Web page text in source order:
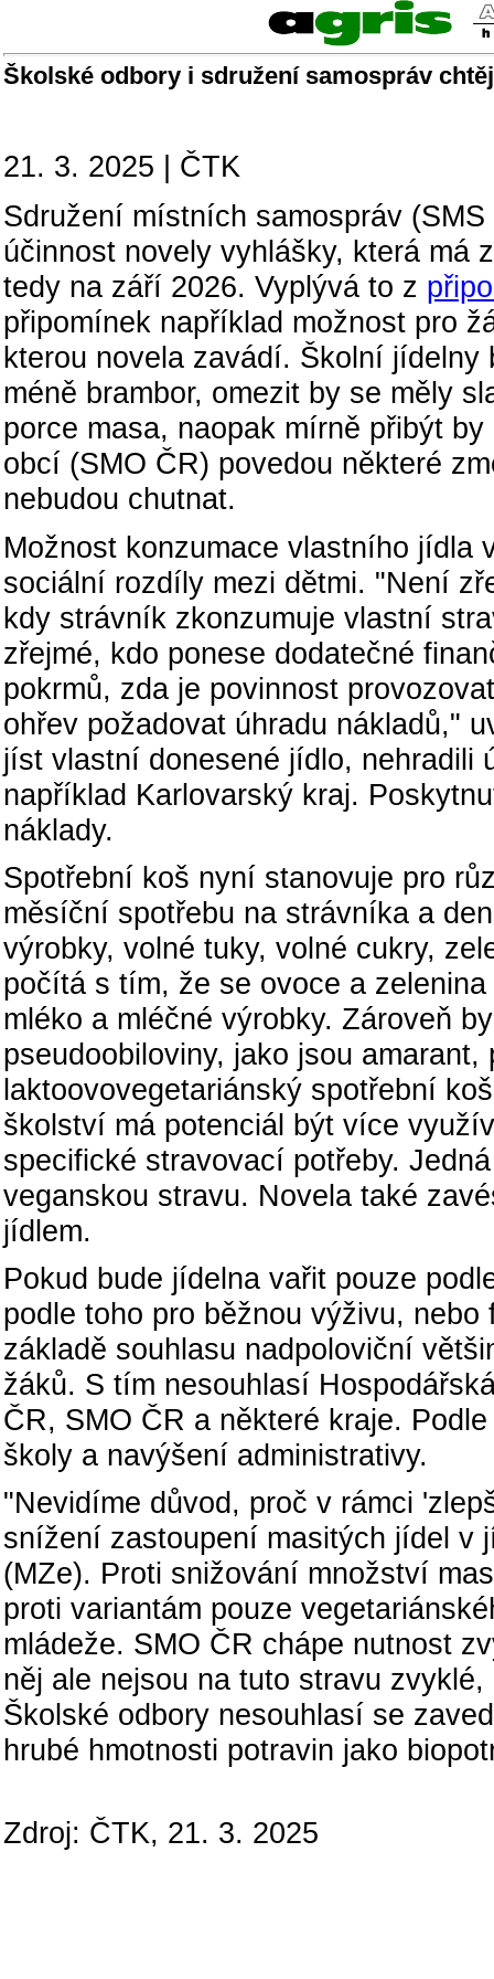
Školské odbory i sdružení samospráv
21. 3. 2025 | ČTK
Sdružení místních samospráv
účinnost novely vyhlášky, která má
tedy na září 2026. Vyplývá to z
připomínek například možnost pro
kterou novela zavádí. Školní
méně brambor, omezit by se měly
porce masa, naopak mírně přibýt
obcí (SMO ČR) povedou některé
nebudou chutnat.
Možnost konzumace vlastního jídla
sociální rozdíly mezi dětmi. "Není
kdy strávník zkonzumuje vlastní
zřejmé, kdo ponese dodatečné
pokrmů, zda je povinnost
ohřev požadovat úhradu nákladů,"
jíst vlastní donesené jídlo, nehradili
například Karlovarský kraj.
náklady.
Spotřební koš nyní stanovuje pro
měsíční spotřebu na strávníka a
výrobky, volné tuky, volné cukry,
počítá s tím, že se ovoce a
mléko a mléčné výrobky. Zároveň
pseudoobiloviny, jako jsou
laktoovovegetariánský spotřební
školství má potenciál být více
specifické stravovací potřeby.
veganskou stravu. Novela také
jídlem.
Pokud bude jídelna vařit pouze
podle toho pro běžnou výživu,
základě souhlasu nadpoloviční
žáků. S tím nesouhlasí
ČR, SMO ČR a některé kraje.
školy a navýšení administrativy.
"Nevidíme důvod, proč v rámci
snížení zastoupení masitých jídel v
(MZe). Proti snižování množství
proti variantám pouze
mládeže. SMO ČR chápe nutnost
něj ale nejsou na tuto stravu
Školské odbory nesouhlasí se
hrubé hmotnosti potravin jako
Zdroj: ČTK, 21. 3. 2025